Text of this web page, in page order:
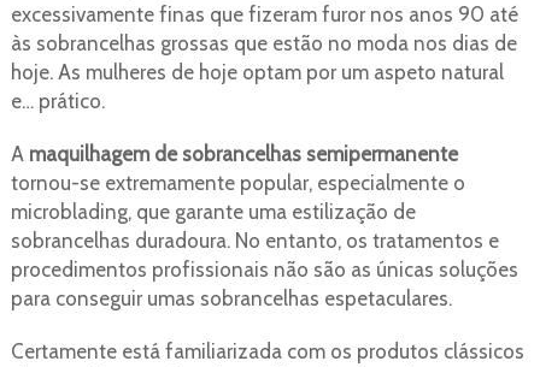
excessivamente finas que fizeram furor nos anos 90 até
às sobrancelhas grossas que estão no moda nos dias de
hoje. As mulheres de hoje optam por um aspeto natural
e… prático.
A maquilhagem de sobrancelhas semipermanente
tornou-se extremamente popular, especialmente o
microblading, que garante uma estilização de
sobrancelhas duradoura. No entanto, os tratamentos e
procedimentos profissionais não são as únicas soluções
para conseguir umas sobrancelhas espetaculares.
Certamente está familiarizada com os produtos clássicos